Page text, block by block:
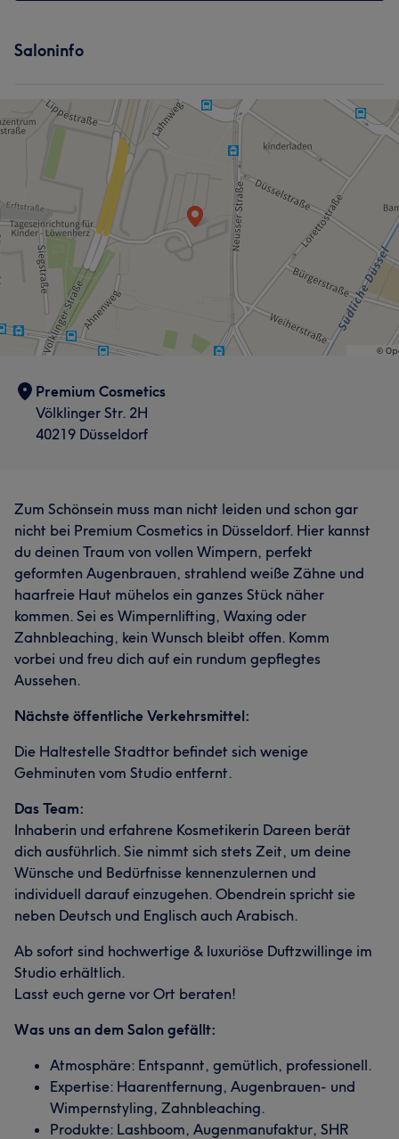
Saloninfo
Premium Cosmetics
Völklinger Str. 2H
40219 Düsseldorf
Zum Schönsein muss man nicht leiden und schon gar
nicht bei Premium Cosmetics in Düsseldorf. Hier kannst
du deinen Traum von vollen Wimpern, perfekt
geformten Augenbrauen, strahlend weiße Zähne und
haarfreie Haut mühelos ein ganzes Stück näher
kommen. Sei es Wimpernlifting, Waxing oder
Zahnbleaching, kein Wunsch bleibt offen. Komm
vorbei und freu dich auf ein rundum gepflegtes
Aussehen.
Nächste öffentliche Verkehrsmittel:
Die Haltestelle Stadttor befindet sich wenige
Gehminuten vom Studio entfernt.
Das Team:
Inhaberin und erfahrene Kosmetikerin Dareen berät
dich ausführlich. Sie nimmt sich stets Zeit, um deine
Wünsche und Bedürfnisse kennenzulernen und
individuell darauf einzugehen. Obendrein spricht sie
neben Deutsch und Englisch auch Arabisch.
Ab sofort sind hochwertige & luxuriöse Duftzwillinge im
Studio erhältlich.
Lasst euch gerne vor Ort beraten!
Was uns an dem Salon gefällt:
Atmosphäre: Entspannt, gemütlich, professionell.
Expertise: Haarentfernung, Augenbrauen- und
Wimpernstyling, Zahnbleaching.
Produkte: Lashboom, Augenmanufaktur, SHR